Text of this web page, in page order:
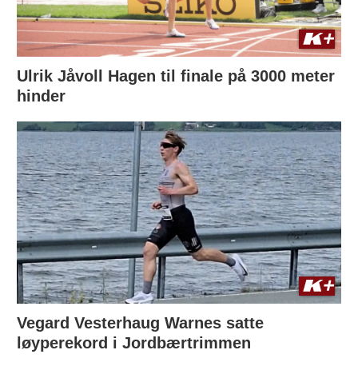
Ulrik Jåvoll Hagen til finale på 3000 meter
hinder
Vegard Vesterhaug Warnes satte
løyperekord i Jordbærtrimmen